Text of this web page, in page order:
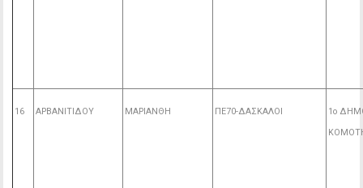
16 ΑΡΒΑΝΙΤΙΔΟΥ ΜΑΡΙΑΝΘΗ ΠΕ70-ΔΑΣΚΑΛΟΙ
1ο